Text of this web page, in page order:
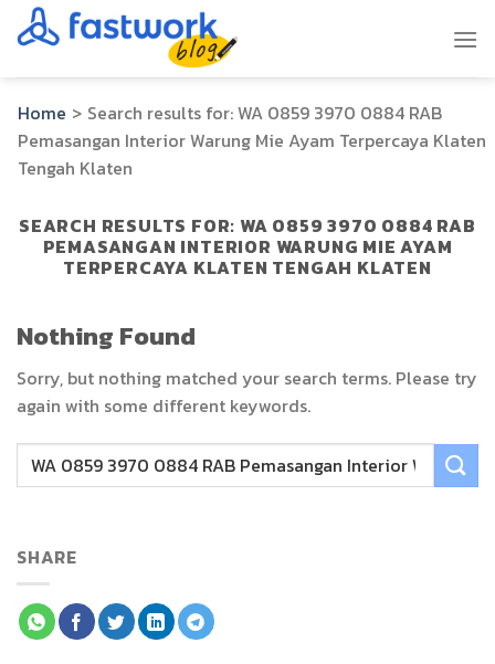
Skip
to
Home > Search results for:WA 0859 3970 0884 RAB
Pemasangan Interior Warung Mie Ayam Terpercaya Klaten
Tengah Klaten
SEARCH RESULTS FOR: WA 0859 3970 0884 RAB
PEMASANGAN INTERIOR WARUNG MIE AYAM
TERPERCAYA KLATEN TENGAH KLATEN
Nothing Found
Sorry, but nothing matched your search terms. Please try
again with some different keywords.
SHARE